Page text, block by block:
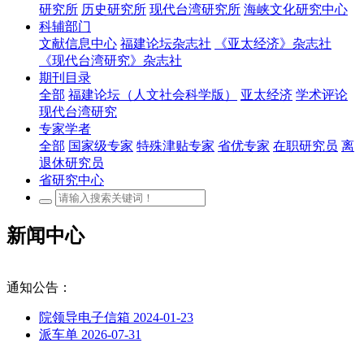
研究所 历史研究所 现代台湾研究所 海峡文化研究中心
科辅部门
文献信息中心 福建论坛杂志社
《亚太经济》杂志社
《现代台湾研究》杂志社
期刊目录
全部 福建论坛（人文社会科学版） 亚太经济 学术评论
现代台湾研究
专家学者
全部 国家级专家 特殊津贴专家 省优专家 在职研究员 离
退休研究员
省研究中心
新闻中心
通知公告：
院领导电子信箱 2024-01-23
派车单 2026-07-31